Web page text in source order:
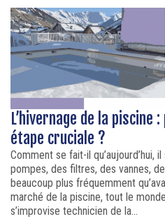
L’hivernage de la piscine
étape cruciale ?
Comment se fait-il qu’aujourd’hui,
pompes, des filtres, des vannes,
beaucoup plus fréquemment
marché de la piscine, tout le
s’improvise technicien de la...